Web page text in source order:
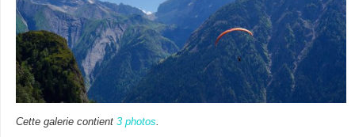
Cette galerie contient 3 photos.